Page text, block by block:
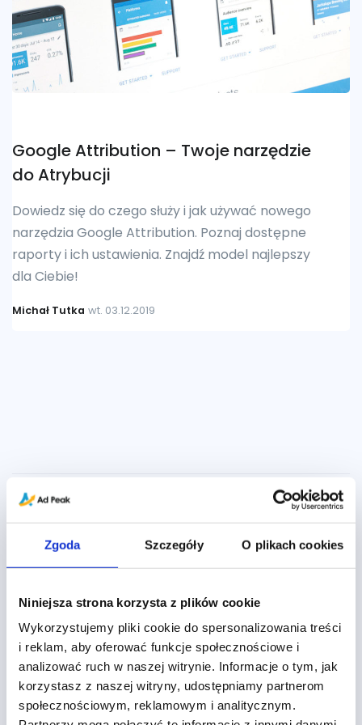
Zgoda Szczegóły O plikach cookies
Niniejsza strona korzysta z plików cookie
Wykorzystujemy pliki cookie do spersonalizowania treści
i reklam, aby oferować funkcje społecznościowe i
analizować ruch w naszej witrynie. Informacje o tym, jak
korzystasz z naszej witryny, udostępniamy partnerom
społecznościowym, reklamowym i analitycznym.
Google Attribution – Twoje narzędzie
do Atrybucji
Dowiedz się do czego służy i jak używać nowego
narzędzia Google Attribution. Poznaj dostępne
raporty i ich ustawienia. Znajdź model najlepszy
dla Ciebie!
Michał Tutka wt. 03.12.2019
Tagi
Agentic Browsing AI Overview,Allegro Allegro Ads,Amazon Ads
Analityka,Aplikacje,Auction-time bidding,Automatyzacja,B2B,
Customer Journey,Display,Display&Video 360,DV360
eCommerce,Facebook Ads,Formaty Reklamowe,Google 2026,
Google Ads ,Google Analytics,Google Attribution,Google Cloud
Google Data Studio ,Google Marketing Platform,Google Merchant
Center,Google Tag Manager,Google Web Designer,GTM,Import
danych,Import Konwersji Offline,Instagram Ads,Kampania
brandowa,kampanie B2B,Konwersje offline,LinkedIn Ads,Machine